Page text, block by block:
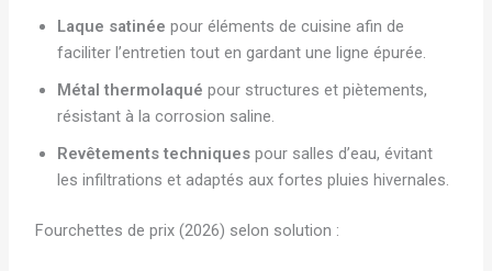
Laque satinée pour éléments de cuisine afin de
faciliter l’entretien tout en gardant une ligne épurée.
Métal thermolaqué pour structures et piètements,
résistant à la corrosion saline.
Revêtements techniquespour salles d’eau, évitant
les infiltrations et adaptés aux fortes pluies hivernales.
Fourchettes de prix (2026) selon solution :